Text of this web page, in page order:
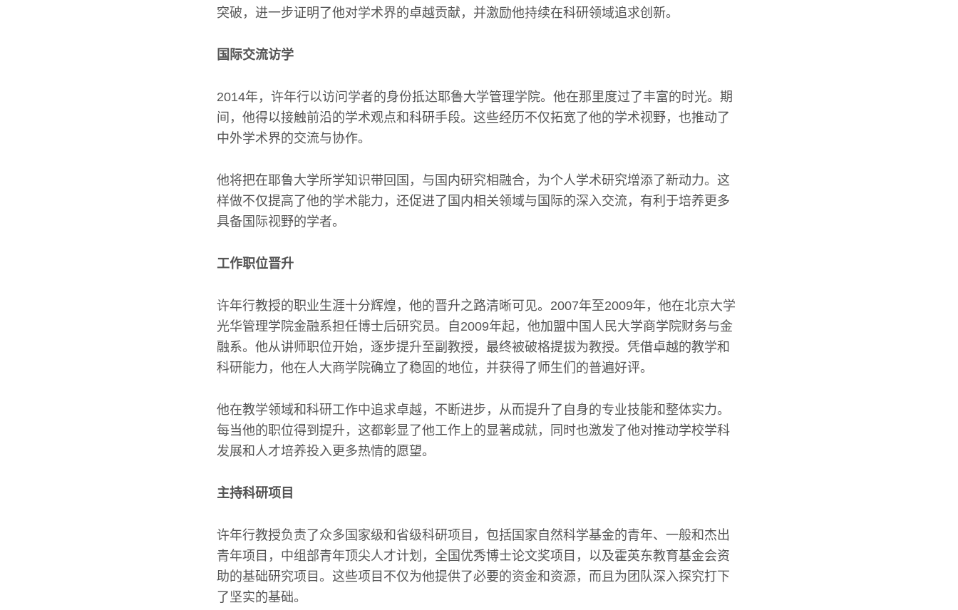
突破，进一步证明了他对学术界的卓越贡献，并激励他持续在科研领域追求创新。
国际交流访学
2014年，许年行以访问学者的身份抵达耶鲁大学管理学院。他在那里度过了丰富的时光。期
间，他得以接触前沿的学术观点和科研手段。这些经历不仅拓宽了他的学术视野，也推动了
中外学术界的交流与协作。
他将把在耶鲁大学所学知识带回国，与国内研究相融合，为个人学术研究增添了新动力。这
样做不仅提高了他的学术能力，还促进了国内相关领域与国际的深入交流，有利于培养更多
具备国际视野的学者。
工作职位晋升
许年行教授的职业生涯十分辉煌，他的晋升之路清晰可见。2007年至2009年，他在北京大学
光华管理学院金融系担任博士后研究员。自2009年起，他加盟中国人民大学商学院财务与金
融系。他从讲师职位开始，逐步提升至副教授，最终被破格提拔为教授。凭借卓越的教学和
科研能力，他在人大商学院确立了稳固的地位，并获得了师生们的普遍好评。
他在教学领域和科研工作中追求卓越，不断进步，从而提升了自身的专业技能和整体实力。
每当他的职位得到提升，这都彰显了他工作上的显著成就，同时也激发了他对推动学校学科
发展和人才培养投入更多热情的愿望。
主持科研项目
许年行教授负责了众多国家级和省级科研项目，包括国家自然科学基金的青年、一般和杰出
青年项目，中组部青年顶尖人才计划，全国优秀博士论文奖项目，以及霍英东教育基金会资
助的基础研究项目。这些项目不仅为他提供了必要的资金和资源，而且为团队深入探究打下
了坚实的基础。